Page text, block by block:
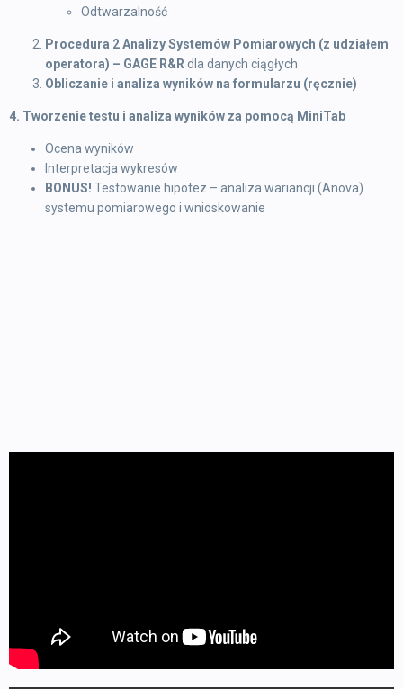
Odtwarzalność
Procedura 2 Analizy Systemów Pomiarowych (z udziałem
operatora) – GAGE R&R dla danych ciągłych
Obliczanie i analiza wyników na formularzu (ręcznie)
4. Tworzenie testu i analiza wyników za pomocą MiniTab
Ocena wyników
Interpretacja wykresów
BONUS! Testowanie hipotez – analiza wariancji (Anova)
systemu pomiarowego i wnioskowanie